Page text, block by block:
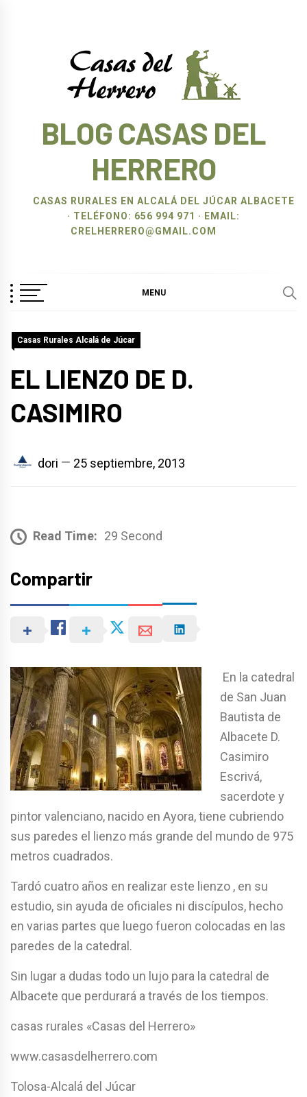
BLOG CASAS DEL
HERRERO
CASAS RURALES EN ALCALÁ DEL JÚCAR ALBACETE
· TELÉFONO: 656 994 971 · EMAIL:
CRELHERRERO@GMAIL.COM
MENU
Casas Rurales Alcalá de Júcar
EL LIENZO DE D.
CASIMIRO
dori 25 septiembre, 2013
Read Time: 29 Second
Compartir
En la catedral
de San Juan
Bautista de
Albacete D.
Casimiro
Escrivá,
sacerdote y
pintor valenciano, nacido en Ayora, tiene cubriendo
sus paredes el lienzo más grande del mundo de 975
metros cuadrados.
Tardó cuatro años en realizar este lienzo , en su
estudio, sin ayuda de oficiales ni discípulos, hecho
en varias partes que luego fueron colocadas en las
paredes de la catedral.
Sin lugar a dudas todo un lujo para la catedral de
Albacete que perdurará a través de los tiempos.
casas rurales «Casas del Herrero»
www.casasdelherrero.com
Tolosa-Alcalá del Júcar